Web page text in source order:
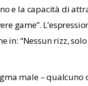
e la capacità di
game”.
in: “Nessun rizz,
male – qualcuno